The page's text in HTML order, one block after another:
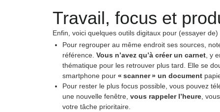
Travail, focus et
Enfin, voici quelques outils digitaux pour (essayer
Pour regrouper au même endroit ses sources,
référence. Vous n’avez qu’à créer un carnet , y
thématique pour les retrouver plus tard. Elle se
smartphone pour « scanner » un document
Pour rester le plus focus possible, vous pouvez
une nouvelle fenêtre, vous rappeler l’heure ,
votre tâche prioritaire.